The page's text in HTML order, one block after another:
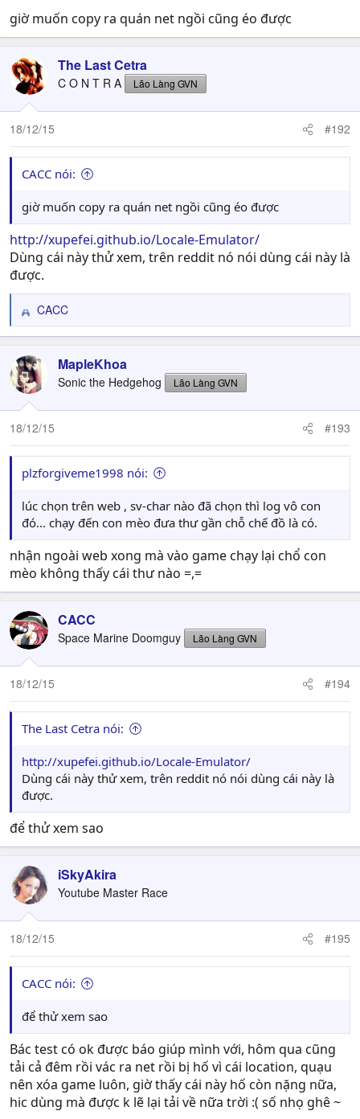
giờ muốn copy ra quán net ngồi cũng éo được
The Last Cetra
C O N T R A Lão Làng GVN
18/12/15 #192
CACC nói:
giờ muốn copy ra quán net ngồi cũng éo được
http://xupefei.github.io/Locale-Emulator/
Dùng cái này thử xem, trên reddit nó nói dùng cái này là
được.
R
e
c
t
i
o
n
:
CACC
MapleKhoa
Sonic the Hedgehog Lão Làng GVN
18/12/15 #193
plzforgiveme1998 nói:
lúc chọn trên web , sv-char nào đã chọn thì log vô con
đó... chạy đến con mèo đưa thư gần chỗ chế đồ là có.
nhận ngoài web xong mà vào game chạy lại chổ con
mèo không thấy cái thư nào =,=
CACC
Space Marine Doomguy Lão Làng GVN
18/12/15 #194
The Last Cetra nói:
http://xupefei.github.io/Locale-Emulator/
Dùng cái này thử xem, trên reddit nó nói dùng cái này là
được.
để thử xem sao
iSkyAkira
Youtube Master Race
18/12/15 #195
CACC nói:
để thử xem sao
Bác test có ok được báo giúp mình với, hôm qua cũng
tải cả đêm rồi vác ra net rồi bị hố vì cái location, quạu
nên xóa game luôn, giờ thấy cái này hố còn nặng nữa,
hic dùng mà được k lẽ lại tải về nữa trời :( số nhọ ghê ~